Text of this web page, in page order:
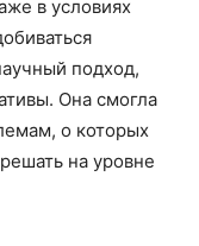
в условиях
подход,
Она смогла
о которых
на уровне